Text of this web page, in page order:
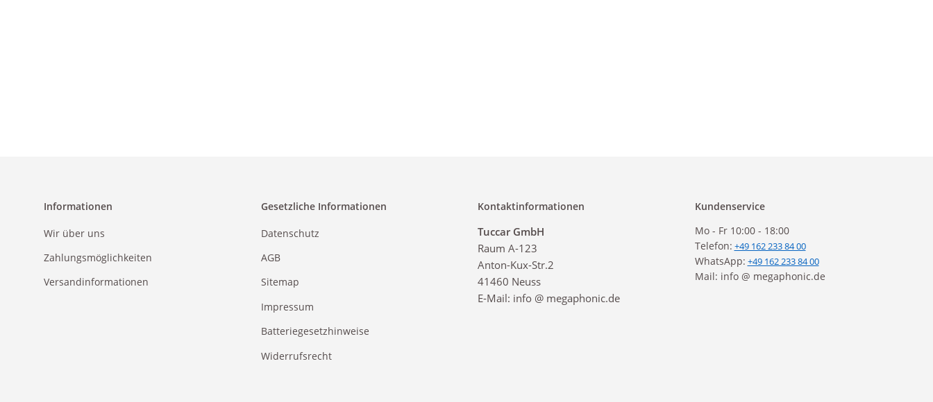
Informationen
Wir über uns
Zahlungsmöglichkeiten
Versandinformationen
Gesetzliche Informationen
Datenschutz
AGB
Sitemap
Impressum
Batteriegesetzhinweise
Widerrufsrecht
Kontaktinformationen
Tuccar GmbH
Raum A-123
Anton-Kux-Str.2
41460 Neuss
E-Mail: info @ megaphonic.de
Kundenservice
Mo - Fr 10:00 - 18:00
Telefon: +49 162 233 84 00
WhatsApp: +49 162 233 84 00
Mail: info @ megaphonic.de